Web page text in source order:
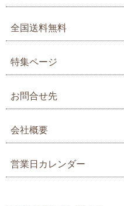
全国送料無料
特集ページ
お問合せ先
会社概要
営業日カレンダー